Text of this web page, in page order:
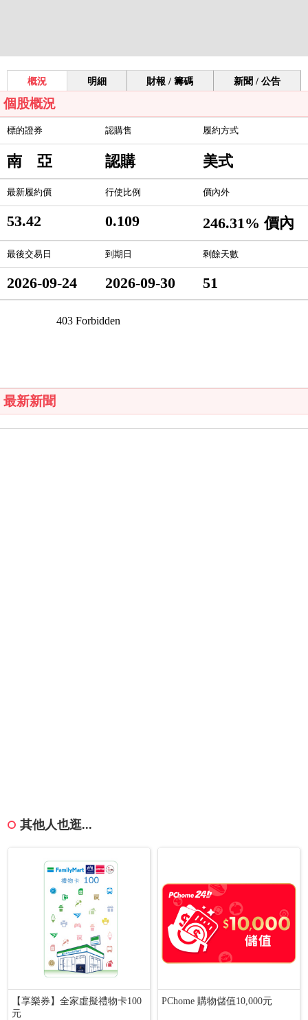
概況 明細 財報 / 籌碼 新聞 / 公告
個股概況
標的證券 認購售 履約方式
南 亞 認購 美式
最新履約價 行使比例 價內外
53.42 0.109 246.31% 價內
最後交易日 到期日 剩餘天數
2026-09-24 2026-09-30 51
最新新聞
其他人也逛...
【享樂券】全家虛擬禮物卡100
元
PChome 購物儲值10,000元